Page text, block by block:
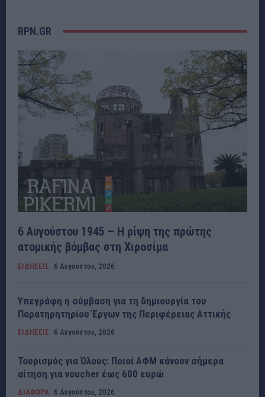
RPN.GR
6 Αυγούστου 1945 – Η ρίψη της πρώτης
ατομικής βόμβας στη Χιροσίμα
ΕΙΔΗΣΕΙΣ 6 Αυγούστου, 2026
Υπεγράφη η σύμβαση για τη δημιουργία του
Παρατηρητηρίου Έργων της Περιφέρειας Αττικής
ΕΙΔΗΣΕΙΣ 6 Αυγούστου, 2026
Τουρισμός για Όλους: Ποιοί ΑΦΜ κάνουν σήμερα
αίτηση για voucher έως 600 ευρώ
ΔΙΑΦΟΡΑ 6 Αυγούστου, 2026